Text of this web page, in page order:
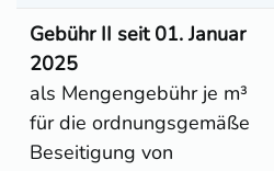
Gebühr II seit 01. Januar
2025
als Mengengebühr je m³
für die ordnungsgemäße
Beseitigung von